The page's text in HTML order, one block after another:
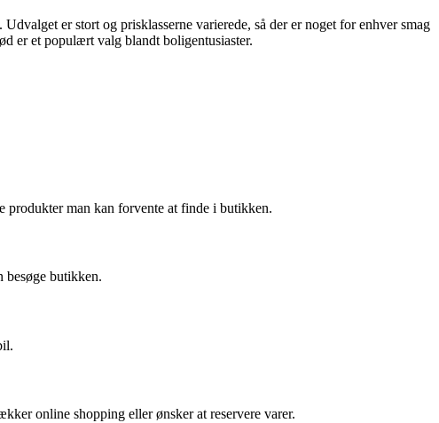
er stort og prisklasserne varierede, så der er noget for enhver smag
er et populært valg blandt boligentusiaster.
produkter man kan forvente at finde i butikken.
butikken.
online shopping eller ønsker at reservere varer.